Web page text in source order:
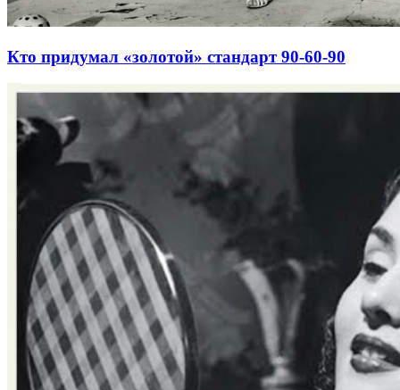
Кто придумал «золотой» стандарт 90-60-90